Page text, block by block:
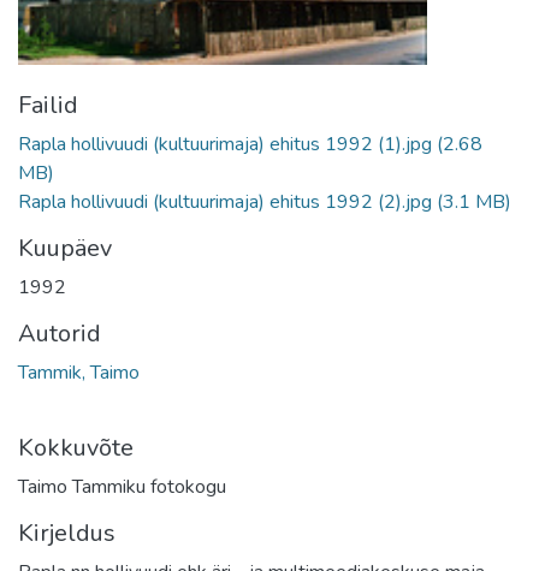
Failid
Rapla hollivuudi (kultuurimaja) ehitus 1992 (1).jpg (2.68
MB)
Rapla hollivuudi (kultuurimaja) ehitus 1992 (2).jpg (3.1 MB)
Kuupäev
1992
Autorid
Tammik, Taimo
Kokkuvõte
Taimo Tammiku fotokogu
Kirjeldus